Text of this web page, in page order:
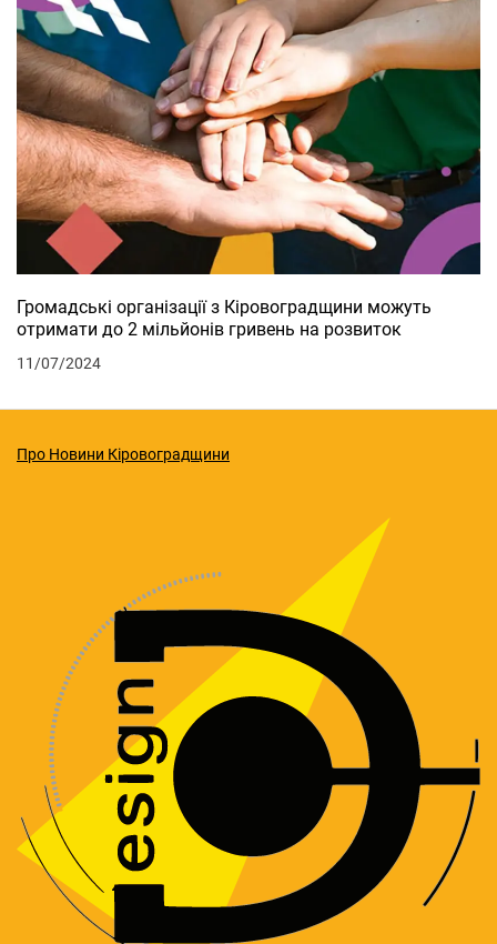
Громадські організації з Кіровоградщини можуть
отримати до 2 мільйонів гривень на розвиток
11/07/2024
Про Новини Кіровоградщини